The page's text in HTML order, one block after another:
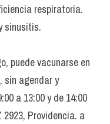
respiratoria.
sinusitis.
puede vacunarse en
, sin agendar y
a 13:00 y de 14:00
2923, Providencia. a